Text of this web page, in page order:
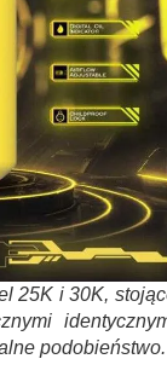
25K i 30K,
podobieństwo.